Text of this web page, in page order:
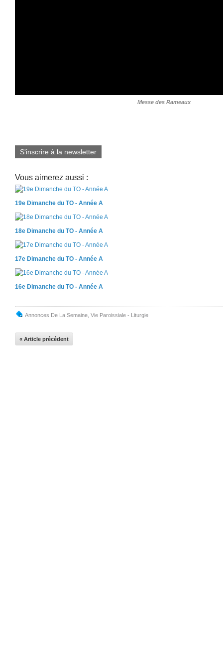
Messe des Rameaux
S'inscrire à la newsletter
Vous aimerez aussi :
19e Dimanche du TO - Année A
18e Dimanche du TO - Année A
17e Dimanche du TO - Année A
16e Dimanche du TO - Année A
Annonces De La Semaine Vie Paroissiale - Liturgie
« Article précédent